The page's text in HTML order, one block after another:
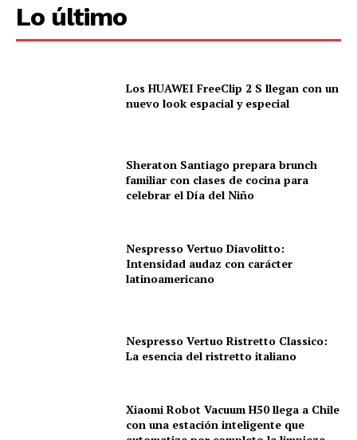
Lo último
Los HUAWEI FreeClip 2 S llegan con un
nuevo look espacial y especial
Sheraton Santiago prepara brunch
familiar con clases de cocina para
celebrar el Día del Niño
Nespresso Vertuo Diavolitto:
Intensidad audaz con carácter
latinoamericano
Nespresso Vertuo Ristretto Classico:
La esencia del ristretto italiano
Xiaomi Robot Vacuum H50 llega a Chile
con una estación inteligente que